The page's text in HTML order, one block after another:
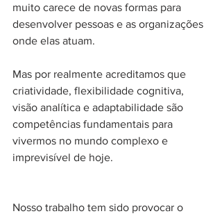
muito carece de novas formas para
desenvolver pessoas e as organizações
onde elas atuam.
Mas por realmente acreditamos que
criatividade, flexibilidade cognitiva,
visão analítica e adaptabilidade são
competências fundamentais para
vivermos no mundo complexo e
imprevisível de hoje.
Nosso trabalho tem sido provocar o